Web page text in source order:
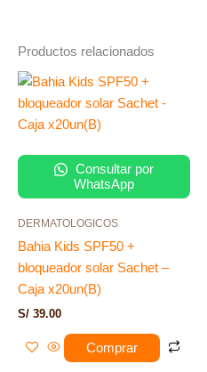
Productos relacionados
Consultar por
WhatsApp
DERMATOLOGICOS
Bahia Kids SPF50 +
bloqueador solar Sachet –
Caja x20un(B)
S/ 39.00
Comprar